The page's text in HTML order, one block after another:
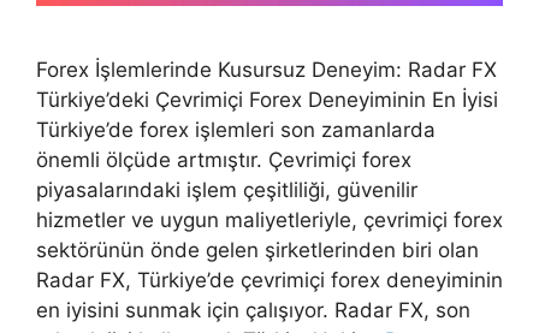
Forex İşlemlerinde Kusursuz Deneyim: Radar FX
Türkiye’deki Çevrimiçi Forex Deneyiminin En İyisi
Türkiye’de forex işlemleri son zamanlarda
önemli ölçüde artmıştır. Çevrimiçi forex
piyasalarındaki işlem çeşitliliği, güvenilir
hizmetler ve uygun maliyetleriyle, çevrimiçi forex
sektörünün önde gelen şirketlerinden biri olan
Radar FX, Türkiye’de çevrimiçi forex deneyiminin
en iyisini sunmak için çalışıyor. Radar FX, son